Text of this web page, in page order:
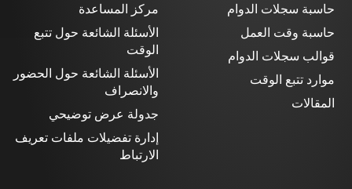
حاسبة سجلات الدوام
حاسبة وقت العمل
قوالب سجلات الدوام
موارد تتبع الوقت
المقالات
مركز المساعدة
الأسئلة الشائعة حول تتبع
الوقت
الأسئلة الشائعة حول الحضور
والانصراف
جدولة عرض توضيحي
إدارة تفضيلات ملفات تعريف
الارتباط